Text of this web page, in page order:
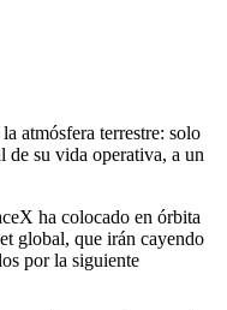
atmósfera terrestre: solo
de su vida operativa, a un
ha colocado en órbita
global, que irán cayendo
por la siguiente